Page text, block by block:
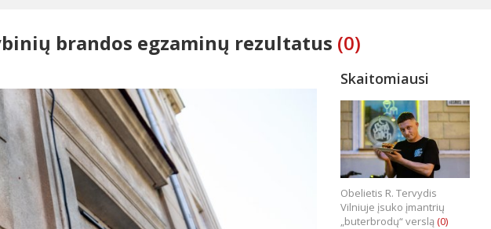
brandos egzaminų rezultatus (0)
Skaitomiausi
Obelietis R. Tervydis
Vilniuje įsuko įmantrių
„buterbrodų“ verslą (0)